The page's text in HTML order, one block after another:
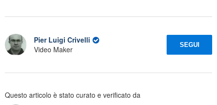
Pier Luigi Crivelli
Video Maker
SEGUI
Questo articolo è stato curato e verificato da